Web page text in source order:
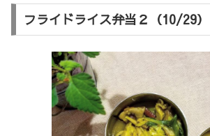
フライドライス弁当２（10/29）